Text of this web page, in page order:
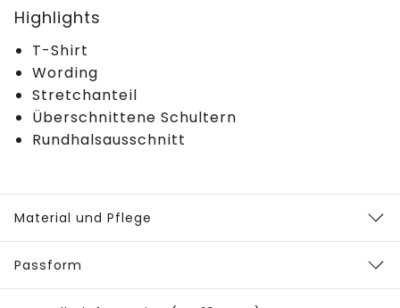
Highlights
T-Shirt
Wording
Stretchanteil
Überschnittene Schultern
Rundhalsausschnitt
Material und Pflege
Passform